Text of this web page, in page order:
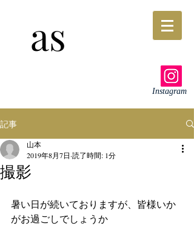
as
Instagram
記事
撮影
山本
2019年8月7日 読了時間: 1分
暑い日が続いておりますが、皆様いか
がお過ごしでしょうか